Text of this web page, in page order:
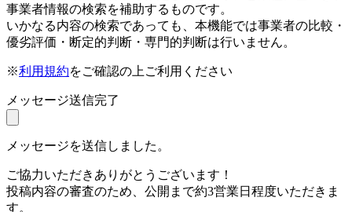
事業者情報の検索を補助するものです。
いかなる内容の検索であっても、本機能では事業者の比較・
優劣評価・断定的判断・専門的判断は行いません。
※利用規約をご確認の上ご利用ください
メッセージ送信完了
メッセージを送信しました。
ご協力いただきありがとうございます！
投稿内容の審査のため、公開まで約3営業日程度いただきま
す。